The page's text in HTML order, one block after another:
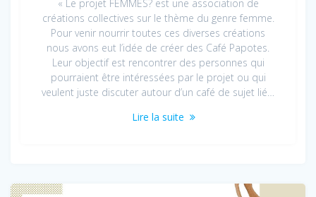
« Le projet FEMMES? est une association de
créations collectives sur le thème du genre femme.
Pour venir nourrir toutes ces diverses créations
nous avons eut l’idée de créer des Café Papotes.
Leur objectif est rencontrer des personnes qui
pourraient être intéressées par le projet ou qui
veulent juste discuter autour d’un café de sujet lié…
Lire la suite